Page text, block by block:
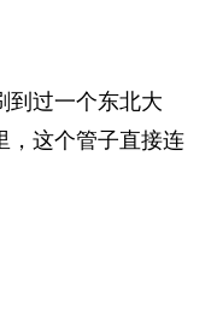
到过一个东北大
，这个管子直接连